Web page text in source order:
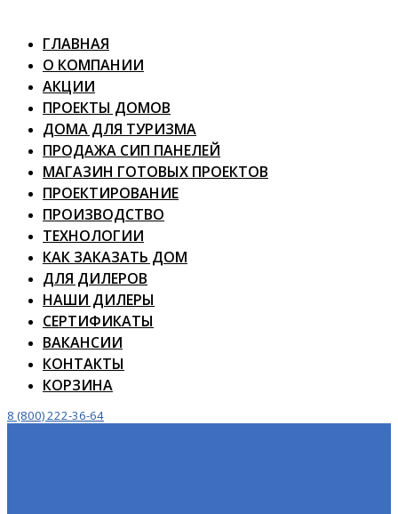
ГЛАВНАЯ
О КОМПАНИИ
АКЦИИ
ПРОЕКТЫ ДОМОВ
ДОМА ДЛЯ ТУРИЗМА
ПРОДАЖА СИП ПАНЕЛЕЙ
МАГАЗИН ГОТОВЫХ ПРОЕКТОВ
ПРОЕКТИРОВАНИЕ
ПРОИЗВОДСТВО
ТЕХНОЛОГИИ
КАК ЗАКАЗАТЬ ДОМ
ДЛЯ ДИЛЕРОВ
НАШИ ДИЛЕРЫ
СЕРТИФИКАТЫ
ВАКАНСИИ
КОНТАКТЫ
КОРЗИНА
8 (800) 222-36-64